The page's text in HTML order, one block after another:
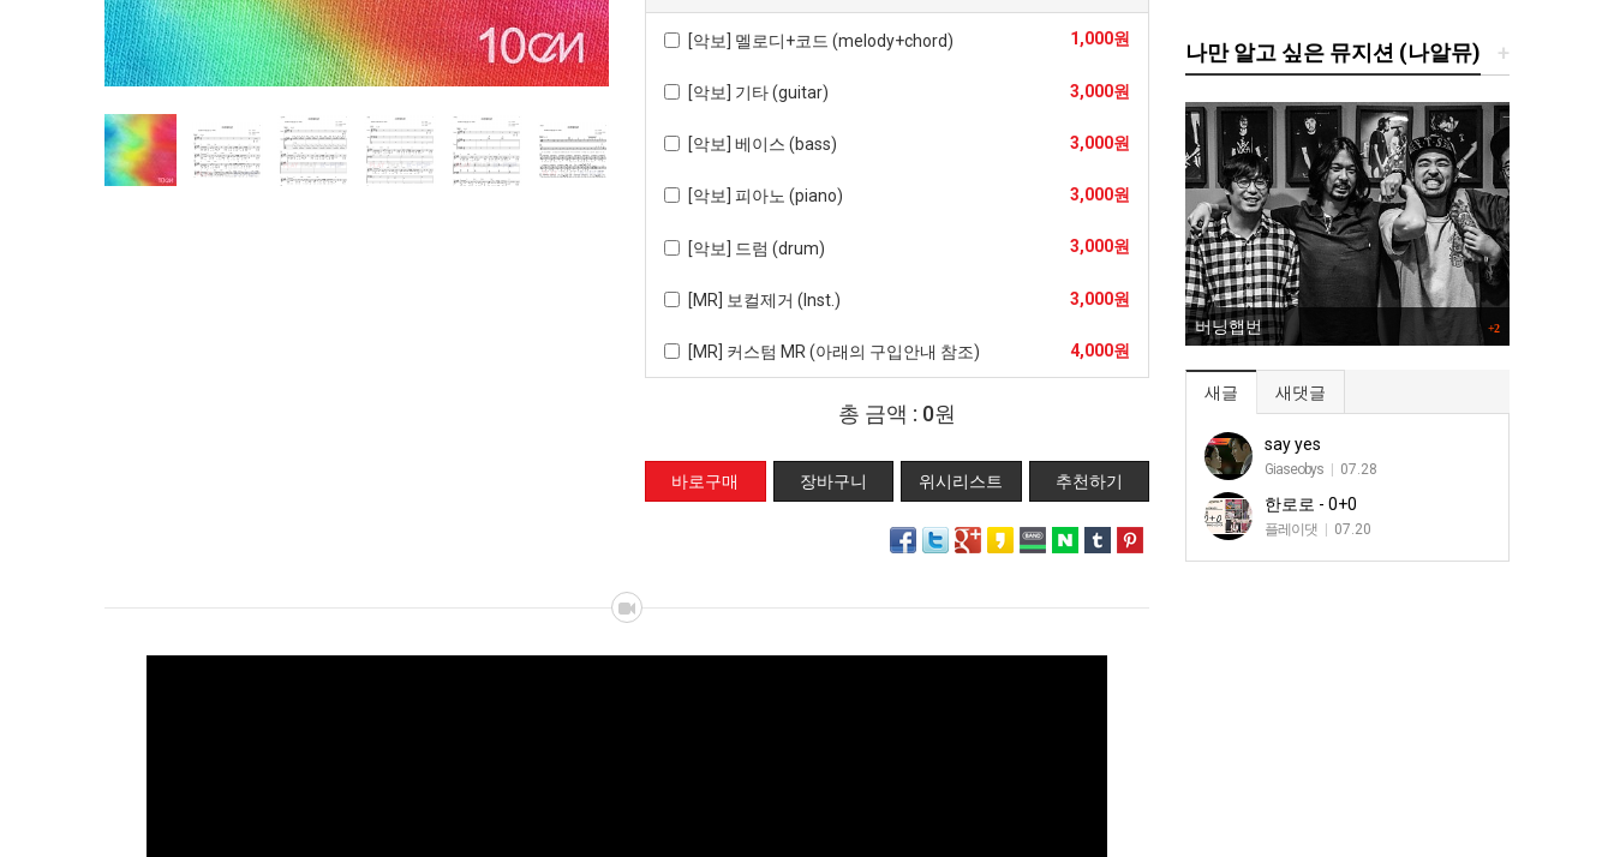
1,000원
[악보] 멜로디+코드 (melody+chord)
3,000원
[악보] 기타 (guitar)
3,000원
[악보] 베이스 (bass)
3,000원
[악보] 피아노 (piano)
3,000원
[악보] 드럼 (drum)
3,000원
[MR] 보컬제거 (Inst.)
4,000원
[MR] 커스텀 MR (아래의 구입안내 참조)
총 금액 : 0원
위시리스트 추천하기
+
나만 알고 싶은 뮤지션 (나알뮤)
+2
버닝햅번
새글 새댓글
say yes
Giaseobys | 07.28
한로로 - 0+0
플레이댓 | 07.20